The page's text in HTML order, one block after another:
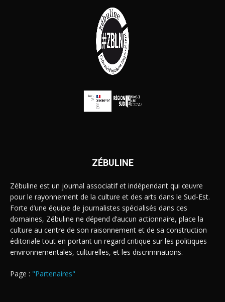
ZÉBULINE
Zébuline est un journal associatif et indépendant qui œuvre
pour le rayonnement de la culture et des arts dans le Sud-Est.
Forte d’une équipe de journalistes spécialisés dans ces
domaines, Zébuline ne dépend d’aucun actionnaire, place la
culture au centre de son raisonnement et de sa construction
éditoriale tout en portant un regard critique sur les politiques
environnementales, culturelles, et les discriminations.
Page : "Partenaires"